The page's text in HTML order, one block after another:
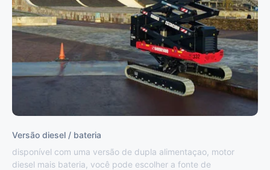
Versão diesel / bateria
disponível com uma versão de dupla alimentaçao, motor
diesel mais bateria, você pode escolher a fonte de